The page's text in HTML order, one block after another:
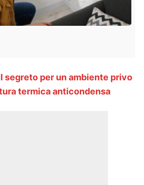
segreto per un ambiente privo
termica anticondensa